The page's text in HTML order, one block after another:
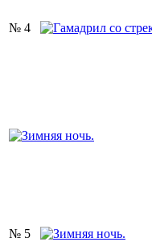
№ 4
№ 5